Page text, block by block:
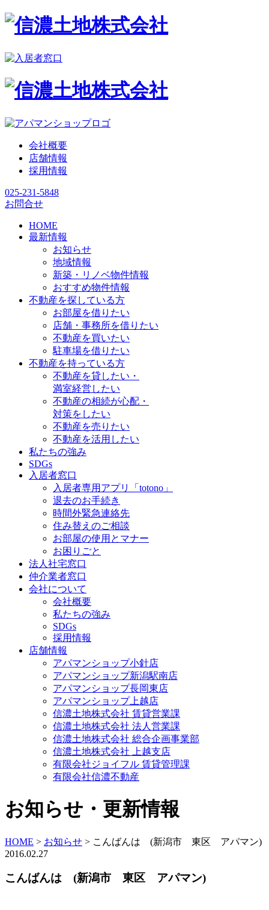
会社概要
店舗情報
採用情報
025-231-5848
お問合せ
HOME
最新情報
お知らせ
地域情報
新築・リノベ物件情報
おすすめ物件情報
不動産を探している方
お部屋を借りたい
店舗・事務所を借りたい
不動産を買いたい
駐車場を借りたい
不動産を持っている方
不動産を貸したい・
満室経営したい
不動産の相続が心配・
対策をしたい
不動産を売りたい
不動産を活用したい
私たちの強み
SDGs
入居者窓口
入居者専用アプリ「totono」
退去のお手続き
時間外緊急連絡先
住み替えのご相談
お部屋の使用とマナー
お困りごと
法人社宅窓口
仲介業者窓口
会社について
会社概要
私たちの強み
SDGs
採用情報
店舗情報
アパマンショップ小針店
アパマンショップ新潟駅南店
アパマンショップ長岡東店
アパマンショップ上越店
信濃土地株式会社 賃貸営業課
信濃土地株式会社 法人営業課
信濃土地株式会社 総合企画事業部
信濃土地株式会社 上越支店
有限会社ジョイフル 賃貸管理課
有限会社信濃不動産
お知らせ・更新情報
HOME > お知らせ > こんばんは (新潟市 東区 アパマン)
2016.02.27
こんばんは (新潟市 東区 アパマン)